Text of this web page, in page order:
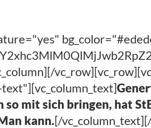
mit sich bringen, hat
kann.[/